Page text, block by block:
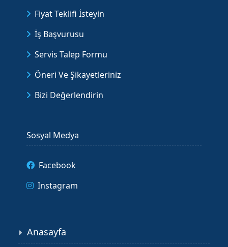
Fiyat Teklifi İsteyin
İş Başvurusu
Servis Talep Formu
Öneri Ve Şikayetleriniz
Bizi Değerlendirin
Sosyal Medya
Facebook
Instagram
Anasayfa